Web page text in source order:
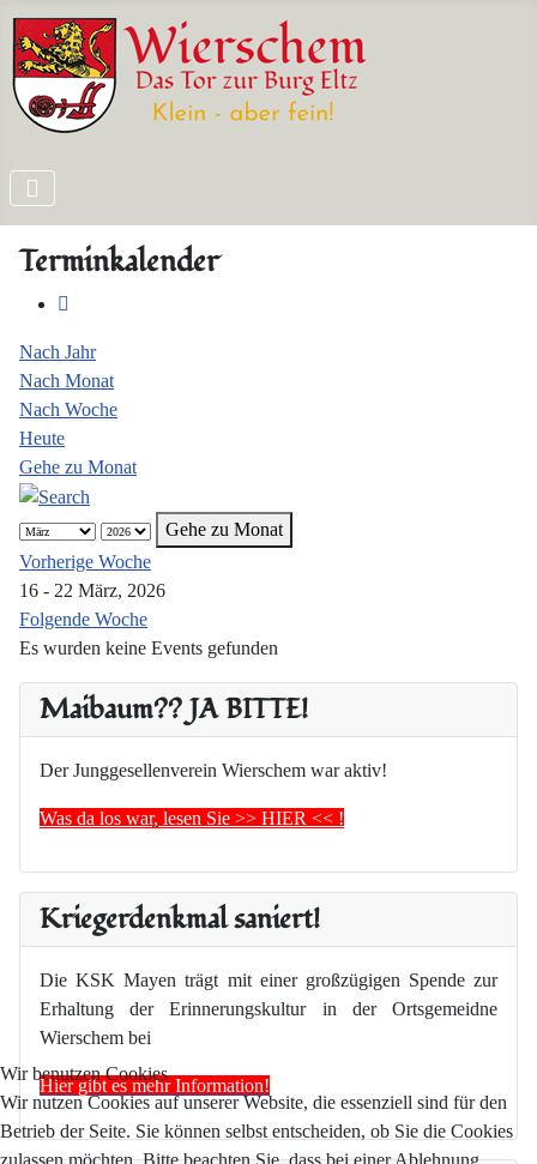
Maibaum?? JA BITTE!
Der Junggesellenverein Wierschem war aktiv!
Was da los war, lesen Sie >> HIER << !
Kriegerdenkmal saniert!
Die KSK Mayen trägt mit einer großzügigen Spende zur
Erhaltung der Erinnerungskultur in der Ortsgemeidne
Wierschem bei
Hier gibt es mehr Information!
Terminkalender
Nach Jahr
Nach Monat
Nach Woche
Heute
Gehe zu Monat
Gehe zu Monat
Vorherige Woche
16 - 22 März, 2026
Folgende Woche
Es wurden keine Events gefunden
Wir benutzen Cookies
Wir nutzen Cookies auf unserer Website, die essenziell sind für den
Betrieb der Seite. Sie können selbst entscheiden, ob Sie die Cookies